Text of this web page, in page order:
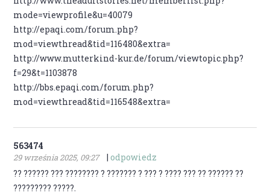
mode=viewprofile&u=40079
http://epaqi.com/forum.php?
mod=viewthread&tid=116480&extra=
http://www.mutterkind-kur.de/forum/viewtopic.php?
f=29&t=1103878
http://bbs.epaqi.com/forum.php?
mod=viewthread&tid=116548&extra=
563474
29 września 2025, 09:27 |odpowiedz
?? ?????? ??? ???????? ? ??????? ? ??? ? ???? ??? ?? ?????? ??
????????? ?????.